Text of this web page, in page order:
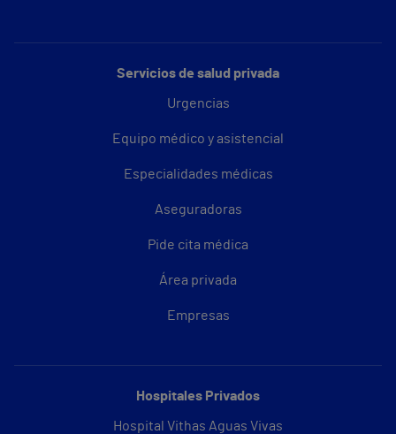
Servicios de salud privada
Urgencias
Equipo médico y asistencial
Especialidades médicas
Aseguradoras
Pide cita médica
Área privada
Empresas
Hospitales Privados
Hospital Vithas Aguas Vivas